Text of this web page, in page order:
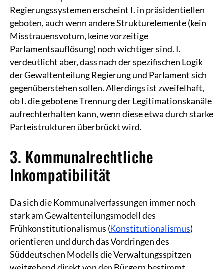
Regierungssystemen erscheint I. in präsidentiellen
geboten, auch wenn andere Strukturelemente (kein
Misstrauensvotum, keine vorzeitige
Parlamentsauflösung) noch wichtiger sind. I.
verdeutlicht aber, dass nach der spezifischen Logik
der Gewaltenteilung Regierung und Parlament sich
gegenüberstehen sollen. Allerdings ist zweifelhaft,
ob I. die gebotene Trennung der Legitimationskanäle
aufrechterhalten kann, wenn diese etwa durch starke
Parteistrukturen überbrückt wird.
3. Kommunalrechtliche
Inkompatibilität
Da sich die Kommunalverfassungen immer noch
stark am Gewaltenteilungsmodell des
Frühkonstitutionalismus (Konstitutionalismus)
orientieren und durch das Vordringen des
Süddeutschen Modells die Verwaltungsspitzen
weitgehend direkt von den Bürgern bestimmt